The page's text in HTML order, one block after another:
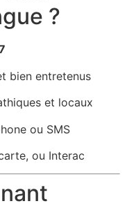
?
bien entretenus
et locaux
ou SMS
ou Interac